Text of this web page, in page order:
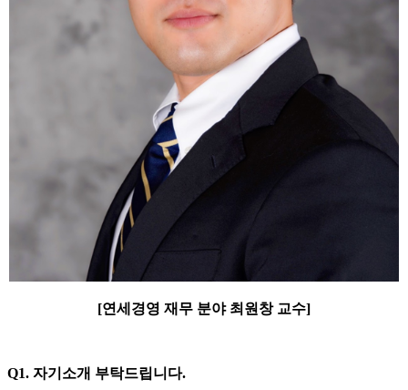
[연세경영 재무 분야 최원창 교수]
Q1. 자기소개 부탁드립니다.